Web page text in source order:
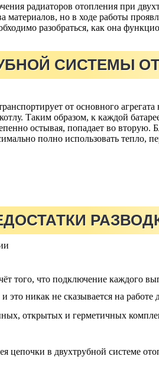
радиаторов отопления при
но в ходе работы
разобраться, как она
СИСТЕМЫ
от основного
Таким образом, к каждой
остывая, попадает во вторую.
полно использовать тепло,
того, что подключение каждого
никак не сказывается на работе
открытых и герметичных
цепочки в двухтрубной системе